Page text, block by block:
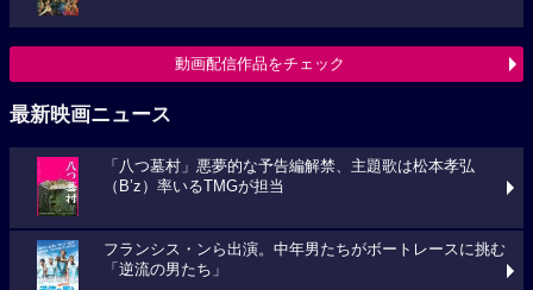
動画配信作品をチェック
最新映画ニュース
「八つ墓村」悪夢的な予告編解禁、主題歌は松本孝弘
（B’z）率いるTMGが担当
フランシス・ンら出演。中年男たちがボートレースに挑む
「逆流の男たち」